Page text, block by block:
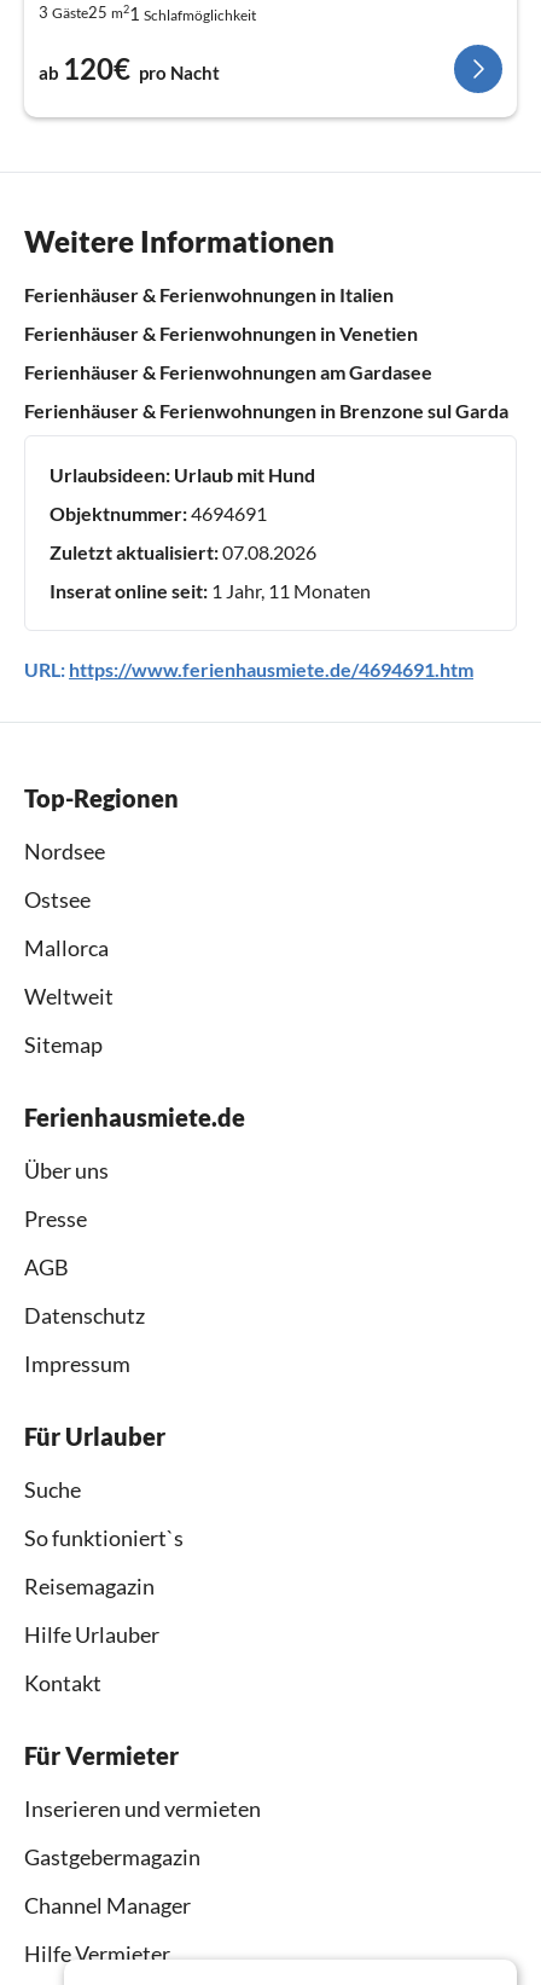
3 Gäste25 m21 Schlafmöglichkeit
ab 120€ pro Nacht
Weitere Informationen
Ferienhäuser & Ferienwohnungen in Italien
Ferienhäuser & Ferienwohnungen in Venetien
Ferienhäuser & Ferienwohnungen am Gardasee
Ferienhäuser & Ferienwohnungen in Brenzone sul Garda
Urlaubsideen: Urlaub mit Hund
Objektnummer:4694691
Zuletzt aktualisiert:07.08.2026
Inserat online seit: 1 Jahr, 11 Monaten
URL: https://www.ferienhausmiete.de/4694691.htm
Top-Regionen
Nordsee
Ostsee
Mallorca
Weltweit
Sitemap
Ferienhausmiete.de
Über uns
Presse
AGB
Datenschutz
Impressum
Für Urlauber
Suche
So funktioniert`s
Reisemagazin
Hilfe Urlauber
Kontakt
Für Vermieter
Inserieren und vermieten
Gastgebermagazin
Channel Manager
Hilfe Vermieter